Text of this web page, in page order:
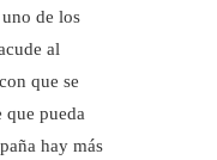
de los
al
que se
que pueda
hay más